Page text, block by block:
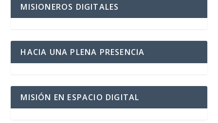
MISIONEROS DIGITALES
HACIA UNA PLENA PRESENCIA
MISIÓN EN ESPACIO DIGITAL